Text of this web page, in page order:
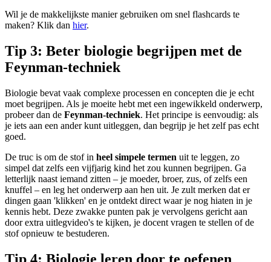
Wil je de makkelijkste manier gebruiken om snel flashcards te
maken? Klik dan hier.
Tip 3: Beter biologie begrijpen met de
Feynman-techniek
Biologie bevat vaak complexe processen en concepten die je echt
moet begrijpen. Als je moeite hebt met een ingewikkeld onderwerp,
probeer dan de Feynman-techniek. Het principe is eenvoudig: als
je iets aan een ander kunt uitleggen, dan begrijp je het zelf pas echt
goed.
De truc is om de stof in heel simpele termen uit te leggen, zo
simpel dat zelfs een vijfjarig kind het zou kunnen begrijpen. Ga
letterlijk naast iemand zitten – je moeder, broer, zus, of zelfs een
knuffel – en leg het onderwerp aan hen uit. Je zult merken dat er
dingen gaan 'klikken' en je ontdekt direct waar je nog hiaten in je
kennis hebt. Deze zwakke punten pak je vervolgens gericht aan
door extra uitlegvideo's te kijken, je docent vragen te stellen of de
stof opnieuw te bestuderen.
Tip 4: Biologie leren door te oefenen